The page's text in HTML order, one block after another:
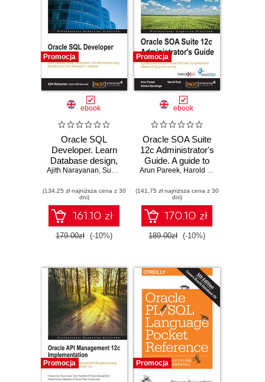
Promocja
ebook
Oracle SQL
Developer. Learn
Database design,
development,and
using the feature-
rich SQL
Developer 4.1
interface
Ajith Narayanan, Susan Harper
(134,25 zł najniższa cena z 30
dni)
161.10 zł
179.00zł (-10%)
Promocja
ebook
Oracle SOA Suite
12c Administrator's
Guide. A guide to
everything an
12c administrator
needs to hit the
ground running
Arun Pareek, Harold Dost
(141,75 zł najniższa cena z 30
dni)
170.10 zł
189.00zł (-10%)
Promocja Promocja